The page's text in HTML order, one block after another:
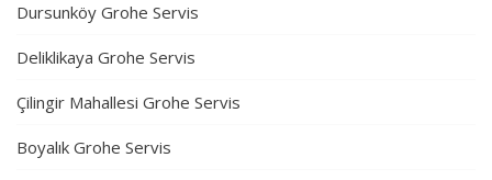
Dursunköy Grohe Servis
Deliklikaya Grohe Servis
Çilingir Mahallesi Grohe Servis
Boyalık Grohe Servis